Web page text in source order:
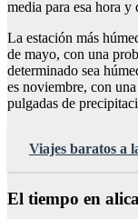
media para esa hora y
La estación más
de mayo, con una
determinado sea
es noviembre, con
pulgadas de
Viajes baratos a
El tiempo en